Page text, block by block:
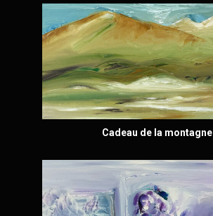
Cadeau de la montagne